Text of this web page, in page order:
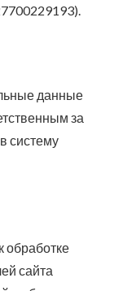
данные
за
систему
обработке
сайта